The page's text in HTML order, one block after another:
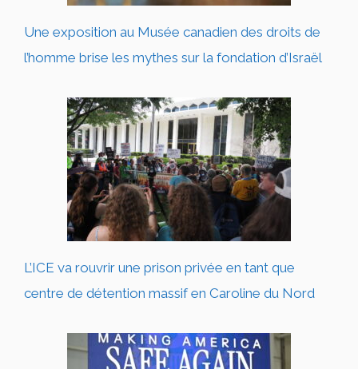
Une exposition au Musée canadien des droits de
l’homme brise les mythes sur la fondation d’Israël
L’ICE va rouvrir une prison privée en tant que
centre de détention massif en Caroline du Nord